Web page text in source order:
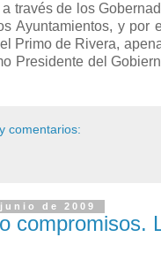
través de los
Ayuntamientos, y por
Primo de Rivera,
Presidente del
comentarios:
de 2009
compromisos.